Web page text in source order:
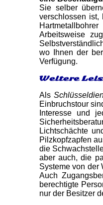
Sie selber
verschlossen ist,
Arbeitsweise
wo Ihnen der
Verfügung.
Weitere
Als
Einbruchstour
Interesse und
Lichtschächte
Pilzkopfzapfen
die
aber auch, die
Systeme von der
Auch
berechtigte
nur der Besitzer